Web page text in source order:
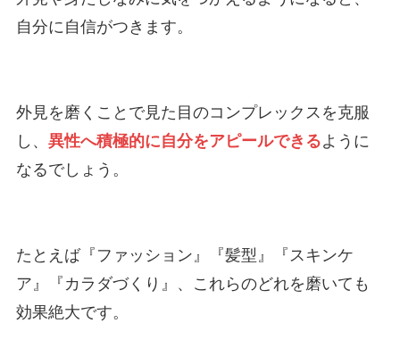
自分に自信がつきます。
外見を磨くことで見た目のコンプレックスを克服
し、 異性へ積極的に自分をアピールできるように
なるでしょう。
たとえば『ファッション』『髪型』『スキンケ
ア』『カラダづくり』、これらのどれを磨いても
効果絶大です。